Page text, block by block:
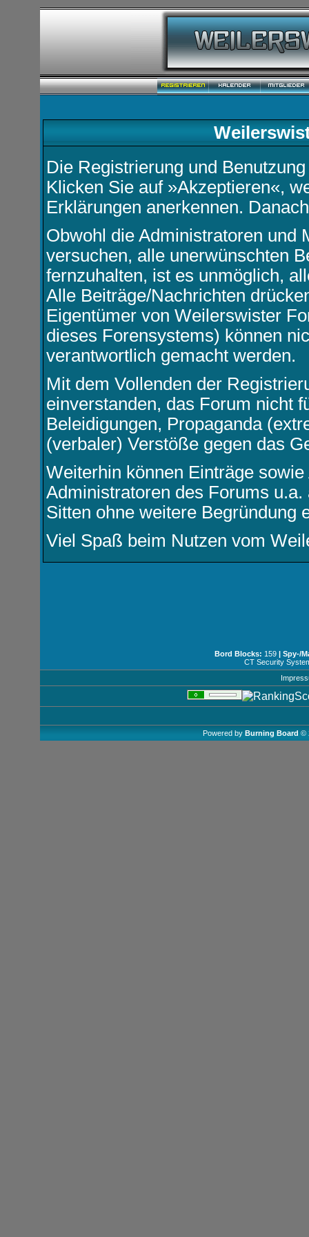
Die Registrierung und
Klicken Sie auf »Akzeptieren«,
Erklärungen anerkennen.
Obwohl die Administratoren und
versuchen, alle unerwünschten
fernzuhalten, ist es unmöglich,
Alle Beiträge/Nachrichten
Eigentümer von Weilerswister
dieses Forensystems) können
verantwortlich gemacht werden.
Mit dem Vollenden der
einverstanden, das Forum nicht
Beleidigungen, Propaganda
(verbaler) Verstöße gegen das
Weiterhin können Einträge
Administratoren des Forums
Sitten ohne weitere Begründung
Viel Spaß beim Nutzen vom
Bord Blocks: 159 | Spy-/
CT Security
Powered by Burning Board ©